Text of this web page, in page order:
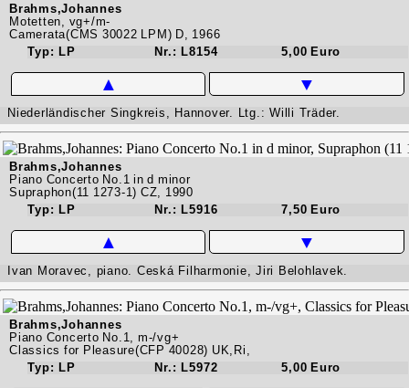
Brahms,Johannes
Motetten, vg+/m-
Camerata(CMS 30022 LPM) D, 1966
Typ: LP
Nr.: L8154 5,00 Euro
▲ ▼
Niederländischer Singkreis, Hannover. Ltg.: Willi Träder.
Brahms,Johannes
Piano Concerto No.1 in d minor
Supraphon(11 1273-1) CZ, 1990
Typ: LP
Nr.: L5916 7,50 Euro
▲ ▼
Ivan Moravec, piano. Ceská Filharmonie, Jiri Belohlavek.
Brahms,Johannes
Piano Concerto No.1, m-/vg+
Classics for Pleasure(CFP 40028) UK,Ri,
Typ: LP
Nr.: L5972 5,00 Euro